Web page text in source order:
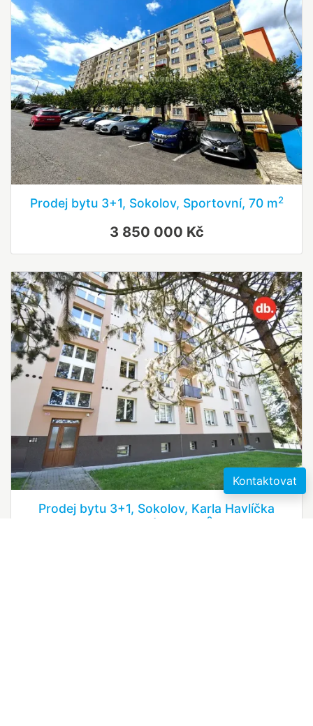
Prodej bytu 3+1, Sokolov, Sportovní, 70 m2
3 850 000 Kč
Prodej bytu 3+1, Sokolov, Karla Havlíčka
Borovského, 71 m
2
Kontaktovat